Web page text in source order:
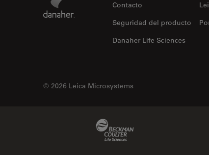
Contacto
Seguridad del producto
Danaher Life Sciences
© 2026 Leica Microsystems